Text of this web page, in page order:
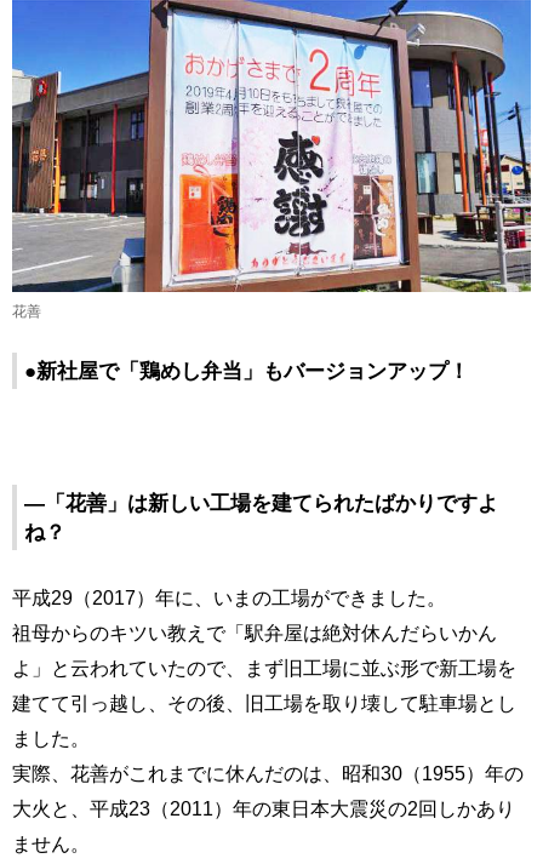
花善
●新社屋で「鶏めし弁当」もバージョンアップ！
―「花善」は新しい工場を建てられたばかりですよ
ね？
平成29（2017）年に、いまの工場ができました。
祖母からのキツい教えで「駅弁屋は絶対休んだらいかん
よ」と云われていたので、まず旧工場に並ぶ形で新工場を
建てて引っ越し、その後、旧工場を取り壊して駐車場とし
ました。
実際、花善がこれまでに休んだのは、昭和30（1955）年の
大火と、平成23（2011）年の東日本大震災の2回しかあり
ません。